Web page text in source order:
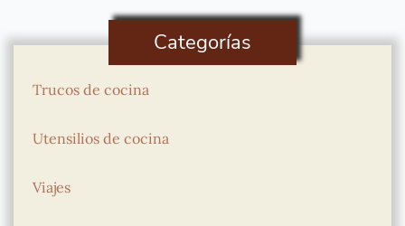
Categorías
Trucos de cocina
Utensilios de cocina
Viajes